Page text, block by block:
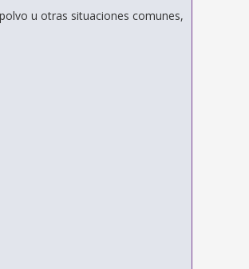
u otras situaciones comunes,